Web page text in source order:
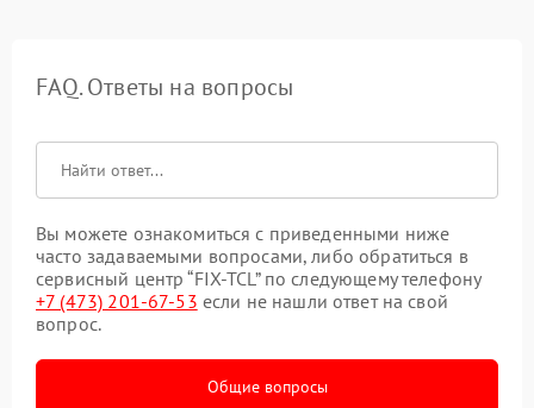
FAQ. Ответы на вопросы
Вы можете ознакомиться с приведенными ниже
часто задаваемыми вопросами, либо обратиться в
сервисный центр “FIX-TCL” по следующему телефону
+7 (473) 201-67-53 если не нашли ответ на свой
вопрос.
Общие вопросы